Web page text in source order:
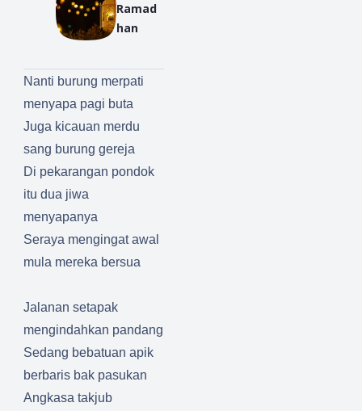
Ramad
han
Nanti burung merpati
menyapa pagi buta
Juga kicauan merdu
sang burung gereja
Di pekarangan pondok
itu dua jiwa
menyapanya
Seraya mengingat awal
mula mereka bersua
Jalanan setapak
mengindahkan pandang
Sedang bebatuan apik
berbaris bak pasukan
Angkasa takjub